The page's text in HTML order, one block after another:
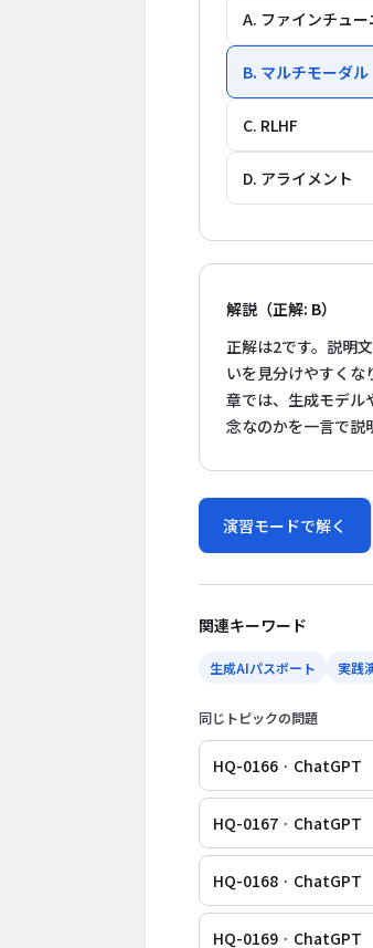
A. ファインチュ
B. マルチモーダル
C. RLHF
D. アライメント
解説（正解: B）
正解は2です。説明
いを見分けやすくな
章では、生成モデル
念なのかを一言で説
演習モードで解く
関連キーワード
生成AIパスポート 実践
同じトピックの問題
HQ-0166 · ChatGPT
HQ-0167 · ChatGPT
HQ-0168 · ChatGPT
HQ-0169 · ChatGPT